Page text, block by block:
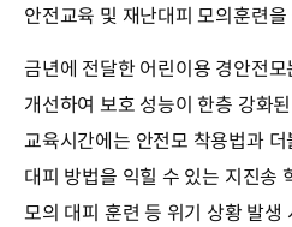
안전교육 및 재난대피 모의훈련을
금년에 전달한 어린이용 경안전
개선하여 보호 성능이 한층 강화
교육시간에는 안전모 착용법과
대피 방법을 익힐 수 있는 지진송
모의 대피 훈련 등 위기 상황 발생